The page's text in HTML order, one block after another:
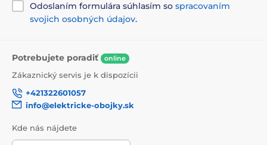
Odoslaním formulára súhlasím so spracovaním
svojich osobných údajov.
Potrebujete poradiť online
Zákaznický servis je k dispozícii
+421322601057
info@elektricke-obojky.sk
Kde nás nájdete